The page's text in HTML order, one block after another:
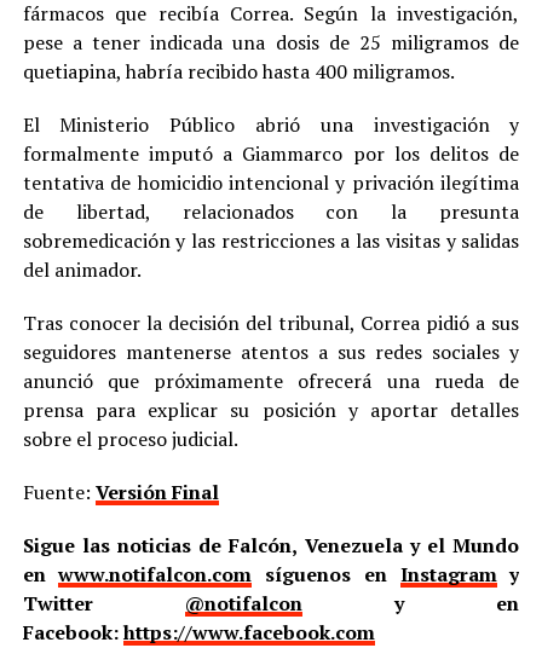
fármacos que recibía Correa. Según la investigación,
pese a tener indicada una dosis de 25 miligramos de
quetiapina, habría recibido hasta 400 miligramos.
El Ministerio Público abrió una investigación y
formalmente imputó a Giammarco por los delitos de
tentativa de homicidio intencional y privación ilegítima
de libertad, relacionados con la presunta
sobremedicación y las restricciones a las visitas y salidas
del animador.
Tras conocer la decisión del tribunal, Correa pidió a sus
seguidores mantenerse atentos a sus redes sociales y
anunció que próximamente ofrecerá una rueda de
prensa para explicar su posición y aportar detalles
sobre el proceso judicial.
Fuente: Versión Final
Sigue las noticias de Falcón, Venezuela y el Mundo
enwww.notifalcon.com síguenos en Instagramy
Twitter @notifalcony en
Facebook:https://www.facebook.com